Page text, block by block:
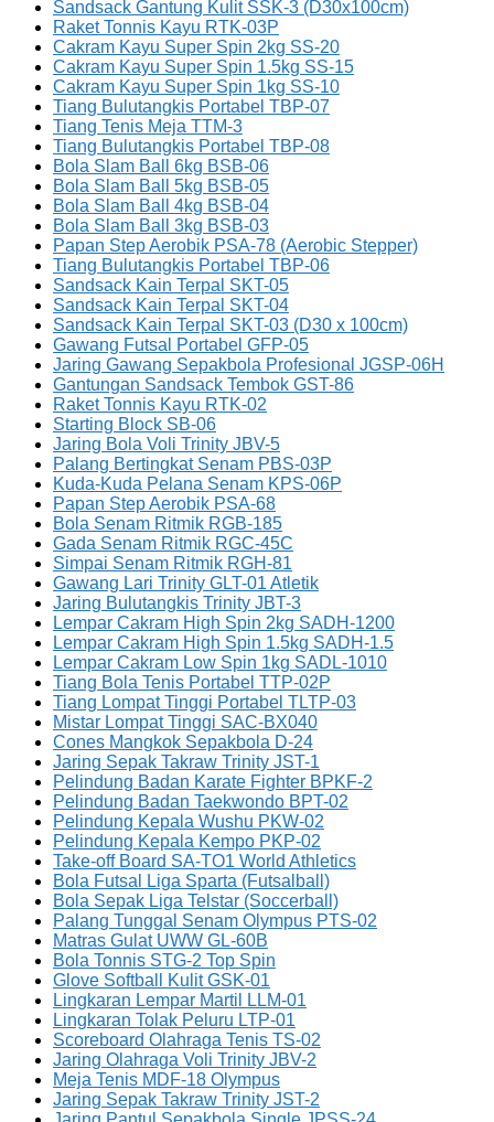
Sandsack Gantung Kulit SSK-3 (D30x100cm)
Raket Tonnis Kayu RTK-03P
Cakram Kayu Super Spin 2kg SS-20
Cakram Kayu Super Spin 1.5kg SS-15
Cakram Kayu Super Spin 1kg SS-10
Tiang Bulutangkis Portabel TBP-07
Tiang Tenis Meja TTM-3
Tiang Bulutangkis Portabel TBP-08
Bola Slam Ball 6kg BSB-06
Bola Slam Ball 5kg BSB-05
Bola Slam Ball 4kg BSB-04
Bola Slam Ball 3kg BSB-03
Papan Step Aerobik PSA-78 (Aerobic Stepper)
Tiang Bulutangkis Portabel TBP-06
Sandsack Kain Terpal SKT-05
Sandsack Kain Terpal SKT-04
Sandsack Kain Terpal SKT-03 (D30 x 100cm)
Gawang Futsal Portabel GFP-05
Jaring Gawang Sepakbola Profesional JGSP-06H
Gantungan Sandsack Tembok GST-86
Raket Tonnis Kayu RTK-02
Starting Block SB-06
Jaring Bola Voli Trinity JBV-5
Palang Bertingkat Senam PBS-03P
Kuda-Kuda Pelana Senam KPS-06P
Papan Step Aerobik PSA-68
Bola Senam Ritmik RGB-185
Gada Senam Ritmik RGC-45C
Simpai Senam Ritmik RGH-81
Gawang Lari Trinity GLT-01 Atletik
Jaring Bulutangkis Trinity JBT-3
Lempar Cakram High Spin 2kg SADH-1200
Lempar Cakram High Spin 1.5kg SADH-1.5
Lempar Cakram Low Spin 1kg SADL-1010
Tiang Bola Tenis Portabel TTP-02P
Tiang Lompat Tinggi Portabel TLTP-03
Mistar Lompat Tinggi SAC-BX040
Cones Mangkok Sepakbola D-24
Jaring Sepak Takraw Trinity JST-1
Pelindung Badan Karate Fighter BPKF-2
Pelindung Badan Taekwondo BPT-02
Pelindung Kepala Wushu PKW-02
Pelindung Kepala Kempo PKP-02
Take-off Board SA-TO1 World Athletics
Bola Futsal Liga Sparta (Futsalball)
Bola Sepak Liga Telstar (Soccerball)
Palang Tunggal Senam Olympus PTS-02
Matras Gulat UWW GL-60B
Bola Tonnis STG-2 Top Spin
Glove Softball Kulit GSK-01
Lingkaran Lempar Martil LLM-01
Lingkaran Tolak Peluru LTP-01
Scoreboard Olahraga Tenis TS-02
Jaring Olahraga Voli Trinity JBV-2
Meja Tenis MDF-18 Olympus
Jaring Sepak Takraw Trinity JST-2